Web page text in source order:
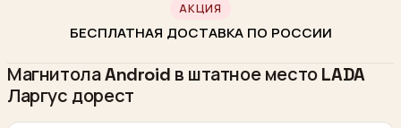
АКЦИЯ
БЕСПЛАТНАЯ ДОСТАВКА ПО РОССИИ
Магнитола Android в штатное место LADA
Ларгус дорест